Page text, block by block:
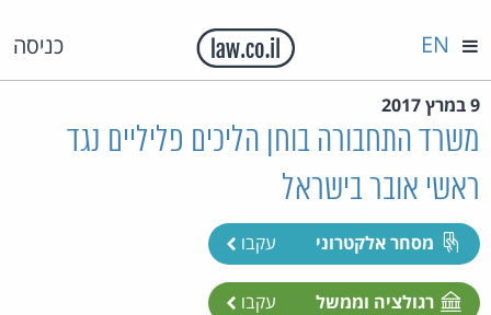
כניסה EN
9 במרץ 2017
משרד התחבורה בוחן הליכים פליליים נגד
ראשי אובר בישראל
מסחר אלקטרוני עקבו
רגולציה וממשל עקבו